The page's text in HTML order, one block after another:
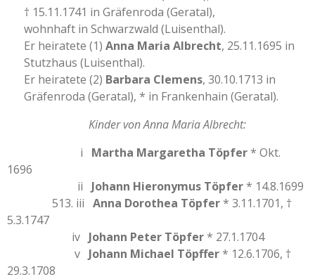
† 15.11.1741 in Gräfenroda (Geratal),
wohnhaft in Schwarzwald (Luisenthal).
Er heiratete (1) Anna Maria Albrecht, 25.11.1695 in
Stutzhaus (Luisenthal).
Er heiratete (2) Barbara Clemens, 30.10.1713 in
Gräfenroda (Geratal), * in Frankenhain (Geratal).
Kinder von Anna Maria Albrecht:
i Martha Margaretha Töpfer* Okt.
1696
ii Johann Hieronymus Töpfer* 14.8.1699
513. iii Anna Dorothea Töpfer* 3.11.1701, †
5.3.1747
iv Johann Peter Töpfer* 27.1.1704
v Johann Michael Töpffer* 12.6.1706, †
29.3.1708